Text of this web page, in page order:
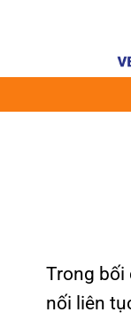
Trong bối
nối liên